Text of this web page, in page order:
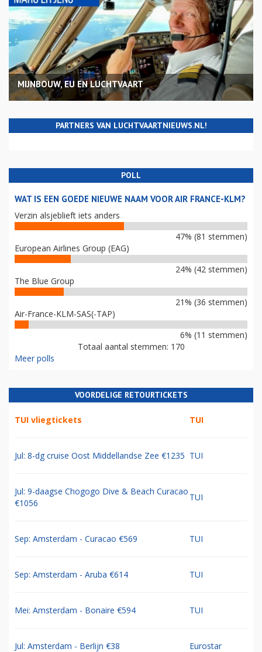
MIJNBOUW, EU EN LUCHTVAART
PARTNERS VAN LUCHTVAARTNIEUWS.NL!
POLL
WAT IS EEN GOEDE NIEUWE NAAM VOOR AIR FRANCE-KLM?
Verzin alsjeblieft iets anders
47% (81 stemmen)
European Airlines Group (EAG)
24% (42 stemmen)
The Blue Group
21% (36 stemmen)
Air-France-KLM-SAS(-TAP)
6% (11 stemmen)
Totaal aantal stemmen: 170
Meer polls
VOORDELIGE RETOURTICKETS
TUI vliegtickets TUI
Jul: 8-dg cruise Oost Middellandse Zee €1235 TUI
Jul: 9-daagse Chogogo Dive & Beach Curacao
€1056
TUI
Sep: Amsterdam - Curacao €569 TUI
Sep: Amsterdam - Aruba €614 TUI
Mei: Amsterdam - Bonaire €594 TUI
Jul: Amsterdam - Berlijn €38 Eurostar